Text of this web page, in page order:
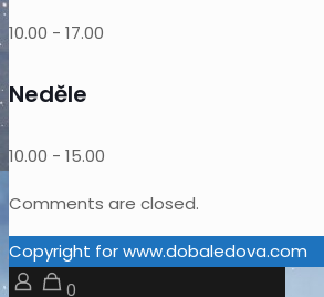
10.00 - 17.00
Neděle
10.00 - 15.00
Comments are closed.
Copyright for www.dobaledova.com
0